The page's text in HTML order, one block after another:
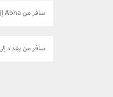
سافر من Abha إلى سيالكوت
سافر من بغداد